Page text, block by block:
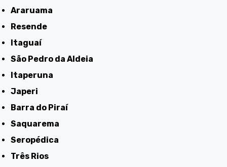
Araruama
Resende
Itaguaí
São Pedro da Aldeia
Itaperuna
Japeri
Barra do Piraí
Saquarema
Seropédica
Três Rios